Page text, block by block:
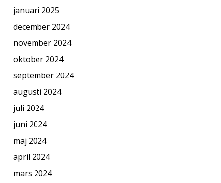
januari 2025
december 2024
november 2024
oktober 2024
september 2024
augusti 2024
juli 2024
juni 2024
maj 2024
april 2024
mars 2024